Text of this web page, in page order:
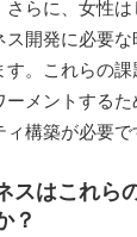
さらに、女性
開発に必要
。これらの
メントする
構築が必要で
スはこれら
？